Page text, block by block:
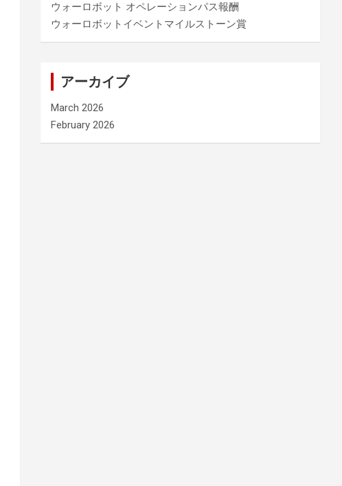
ウォーロボット オペレーションパス報酬
ウォーロボットイベントマイルストーン賞
アーカイブ
March 2026
February 2026